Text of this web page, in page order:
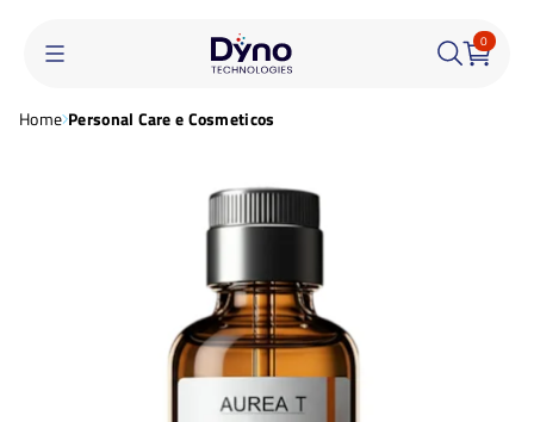
0
Home Personal Care e Cosmeticos